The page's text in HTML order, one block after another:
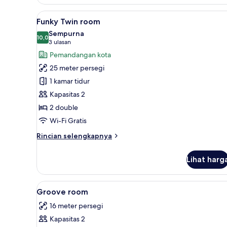
room
Lihat
semua
foto
untuk
Funky
Twin
room
Funky Twin room | Brankas,
6
Funky Twin room
10,010,0 dari 10
Sempurna
3 ulasan
(3
ulasan)
Pemandangan kota
25 meter persegi
1 kamar tidur
Kapasitas 2
2 double
Wi-Fi Gratis
Rincian selengkapnya
Rincian
Funky
Twin
room
Lihat
Lihat
semua
foto
untuk
Brankas, meja kerja, ruang
9
Groove room
16 meter persegi
Kapasitas 2